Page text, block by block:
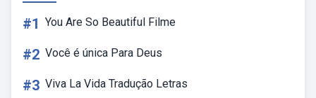
#1 You Are So Beautiful Filme
#2 Você é única Para Deus
#3 Viva La Vida Tradução Letras